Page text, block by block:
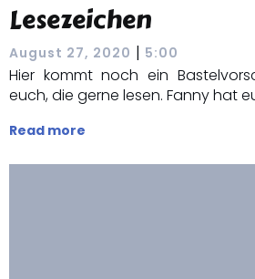
Lesezeichen
August 27, 2020 | 5:00
Hier kommt noch ein
euch, die gerne lesen. Fanny hat
Read more